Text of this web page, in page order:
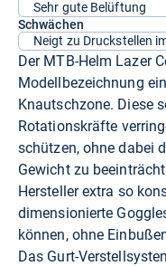
Sehr gute Belüftung
Schwächen
Neigt zu Druckstellen
Der MTB-Helm Lazer
Modellbezeichnung
Knautschzone. Diese
Rotationskräfte
schützen, ohne dabei
Gewicht zu
Hersteller extra so
dimensionierte
können, ohne
Das Gurt-